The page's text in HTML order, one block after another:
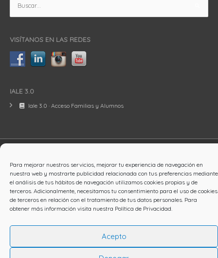
Para mejorar nuestros servicios, mejorar tu experiencia de navegación en
nuestra web y mostrarte publicidad relacionada con tus preferencias mediante
el análisis de tus hábitos de navegación utilizamos cookies propias y de
terceros. Adicionalmente, necesitamos tu consentimiento para el uso de cookies
de terceros en relación con el tratamiento de tus datos personales. Para
obtener más información visita nuestra Política de Privacidad.
Acepto
Buscar
por:
VISÍTANOS EN LAS REDES
IALE 3.0
Iale 3.0 · Acceso Familias y Alumnos
Aviso Legal Política de Cookies Política de Privacidad
English Español